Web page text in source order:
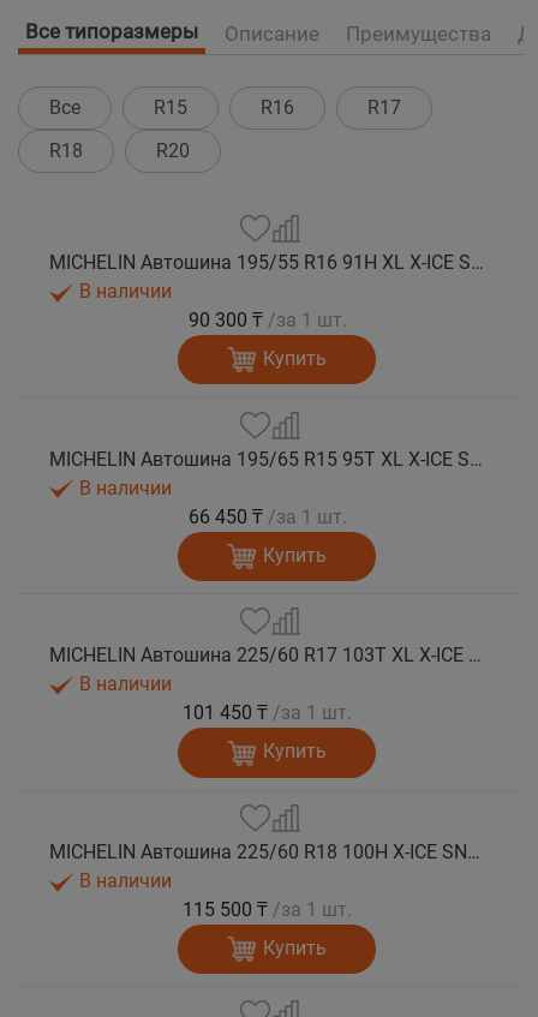
Все типоразмеры Описание Преимущества
Все R15 R16
R17
R18
R20
MICHELIN Автошина 195/55 R16 91H XL X-ICE SNOW зима
В наличии
90 300 ₸ /за 1 шт.
Купить
MICHELIN Автошина 195/65 R15 95T XL X-ICE SNOW зима
В наличии
66 450 ₸ /за 1 шт.
Купить
MICHELIN Автошина 225/60 R17 103T XL X-ICE SNOW зима
В наличии
101 450 ₸ /за 1 шт.
Купить
MICHELIN Автошина 225/60 R18 100H X-ICE SNOW зима
В наличии
115 500 ₸ /за 1 шт.
Купить